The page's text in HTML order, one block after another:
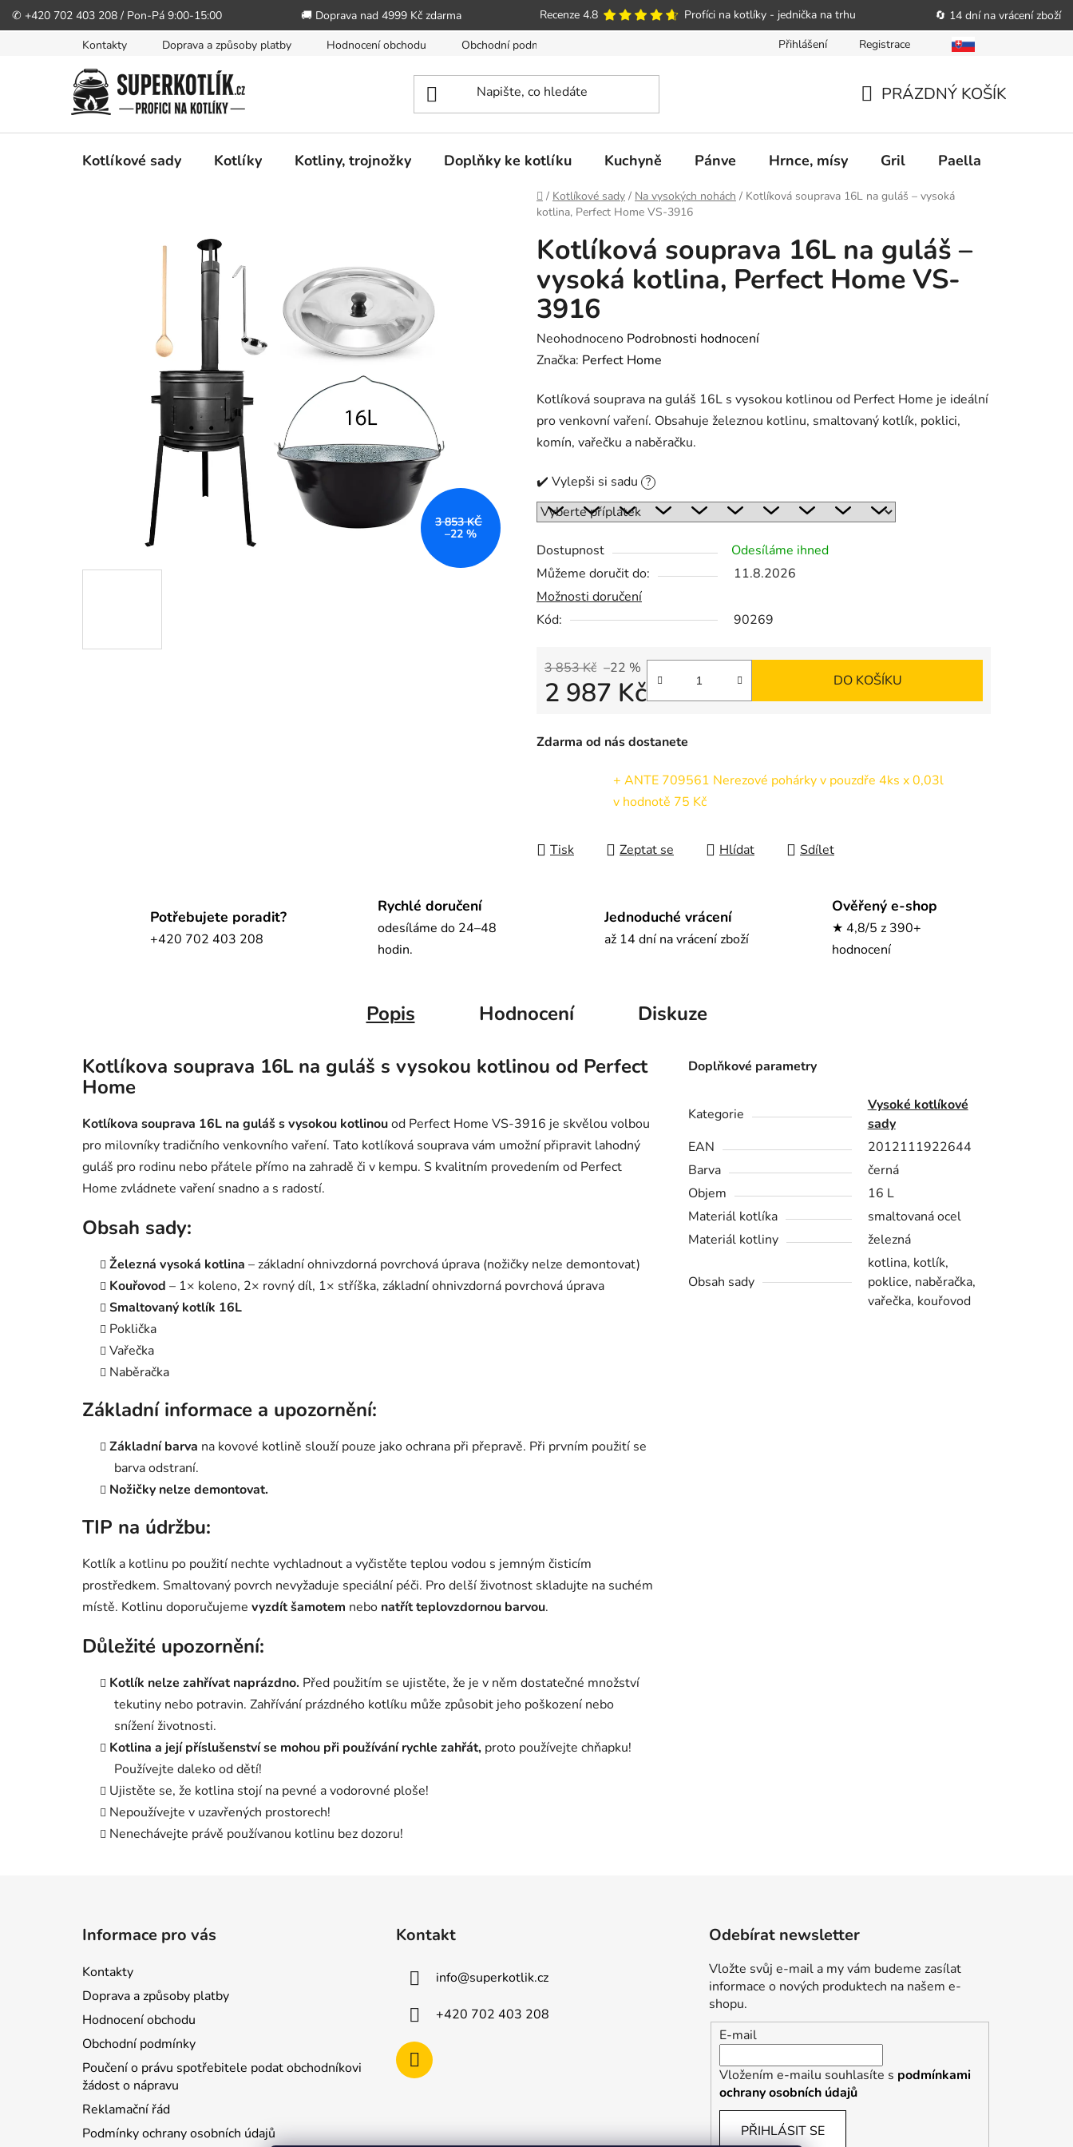
✆ +420 702 403 208 / Pon-Pá 9:00-15:00 🚚 Doprava nad 4999 Kč zdarma Recenze 4.8 Profíci na kotlíky - jednička na trhu 🔄 14 dní na vrácení zboží
Kontakty Doprava a způsoby platby Hodnocení obchodu Obchodní podmínky Poučení o právu spotřebitele podat obchodníkovi žádost o nápravu Reklamační řád
Přihlášení Registrace
KOŠÍK
PRÁZDNÝ KOŠÍK
Kotlíkové sady Kotlíky Kotliny, trojnožky Doplňky ke kotlíku Kuchyně Pánve Hrnce, mísy Gril Paella
Domů
/ Kotlíkové sady / Na vysokých nohách / Kotlíková souprava 16L na guláš – vysoká
kotlina, Perfect Home VS-3916
Kotlíková souprava 16L na guláš –
vysoká kotlina, Perfect Home VS-
3916
Průměrné
hodnocení
je
0,0
z
hvězdiček.
Neohodnoceno Podrobnosti hodnocení
Značka: Perfect Home
Kotlíková souprava na guláš 16L s vysokou kotlinou od Perfect Home je ideální
pro venkovní vaření. Obsahuje železnou kotlinu, smaltovaný kotlík, poklici,
komín, vařečku a naběračku.
✔️ Vylepši si sadu ?
Dostupnost
Odesíláme ihned
Můžeme doručit do:
11.8.2026
Možnosti doručení
Kód:
90269
3 853 Kč –22 %
2 987 Kč DO KOŠÍKU
Zdarma od nás dostanete
+ ANTE 709561 Nerezové pohárky v pouzdře 4ks x 0,03l
v hodnotě 75 Kč
Tisk Zeptat se Hlídat Sdílet
3 853 KČ
–22 %
Potřebujete poradit?
+420 702 403 208
Rychlé doručení
odesíláme do 24–48
hodin.
Jednoduché vrácení
až 14 dní na vrácení zboží
Ověřený e-shop
★ 4,8/5 z 390+
hodnocení
Popis Hodnocení Diskuze
Kotlíkova souprava 16L na guláš s vysokou kotlinou od Perfect
Home
Kotlíkova souprava 16L na guláš s vysokou kotlinouod Perfect Home VS-3916 je skvělou volbou
pro milovníky tradičního venkovního vaření. Tato kotlíková souprava vám umožní připravit lahodný
guláš pro rodinu nebo přátele přímo na zahradě či v kempu. S kvalitním provedením od Perfect
Home zvládnete vaření snadno a s radostí.
Obsah sady:
Železná vysoká kotlina – základní ohnivzdorná povrchová úprava (nožičky nelze demontovat)
Kouřovod – 1× koleno, 2× rovný díl, 1× stříška, základní ohnivzdorná povrchová úprava
Smaltovaný kotlík 16L
Poklička
Vařečka
Naběračka
Základní informace a upozornění:
Základní barva na kovové kotlině slouží pouze jako ochrana při přepravě. Při prvním použití se
barva odstraní.
Nožičky nelze demontovat.
TIP na údržbu:
Kotlík a kotlinu po použití nechte vychladnout a vyčistěte teplou vodou s jemným čisticím
prostředkem. Smaltovaný povrch nevyžaduje speciální péči. Pro delší životnost skladujte na suchém
místě. Kotlinu doporučujeme vyzdít šamotem nebo natřít teplovzdornou barvou.
Důležité upozornění:
Kotlík nelze zahřívat naprázdno. Před použitím se ujistěte, že je v něm dostatečné množství
tekutiny nebo potravin. Zahřívání prázdného kotlíku může způsobit jeho poškození nebo
snížení životnosti.
Kotlina a její příslušenství se mohou při používání rychle zahřát, proto používejte chňapku!
Používejte daleko od dětí!
Ujistěte se, že kotlina stojí na pevné a vodorovné ploše!
Nepoužívejte v uzavřených prostorech!
Nenechávejte právě používanou kotlinu bez dozoru!
Doplňkové parametry
Kategorie
Vysoké kotlíkové
sady
EAN
2012111922644
Barva
černá
Objem
16 L
Materiál kotlíka
smaltovaná ocel
Materiál kotliny
železná
Obsah sady
kotlina, kotlík,
poklice, naběračka,
vařečka, kouřovod
Informace pro vás
Kontakty
Doprava a způsoby platby
Hodnocení obchodu
Obchodní podmínky
Poučení o právu spotřebitele podat obchodníkovi
žádost o nápravu
Reklamační řád
Podmínky ochrany osobních údajů
Kontakt
info@superkotlik.cz
+420 702 403 208
Odebírat newsletter
Vložte svůj e-mail a my vám budeme zasílat
informace o nových produktech na našem e-
shopu.
E-mail
Vložením e-mailu souhlasíte s podmínkami
ochrany osobních údajů
PŘIHLÁSIT SE